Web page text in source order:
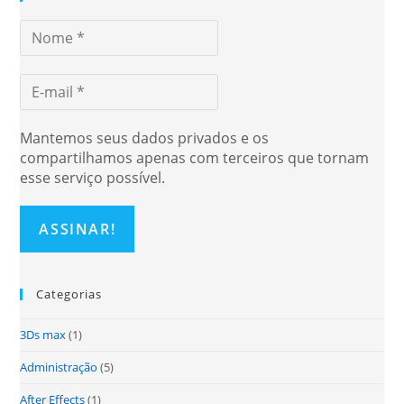
Mantemos seus dados privados e os
compartilhamos apenas com terceiros que tornam
esse serviço possível.
Categorias
3Ds max(1)
Administração (5)
After Effects(1)